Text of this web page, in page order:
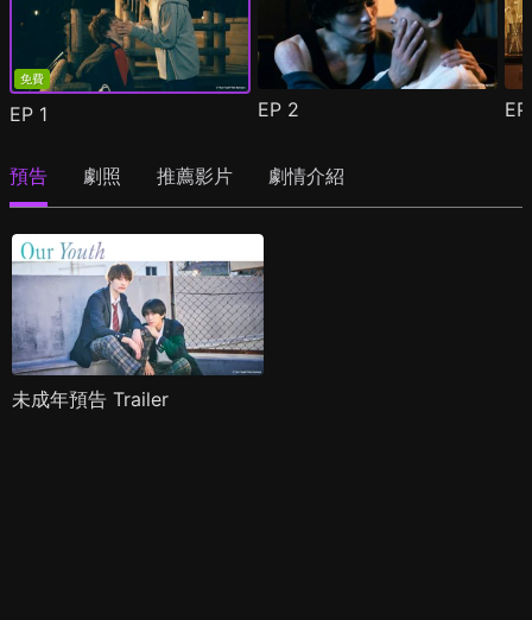
免費
EP 1 EP 2
預告 劇照 推薦影片 劇情介紹
未成年預告 Trailer